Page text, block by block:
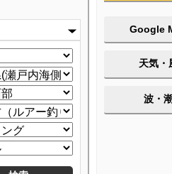
Google
天気・
波・潮